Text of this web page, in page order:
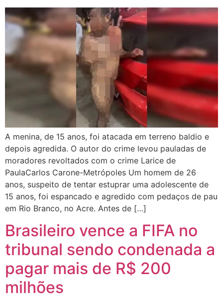
A menina, de 15 anos, foi atacada em terreno baldio e
depois agredida. O autor do crime levou pauladas de
moradores revoltados com o crime Larice de
PaulaCarlos Carone-Metrópoles Um homem de 26
anos, suspeito de tentar estuprar uma adolescente de
15 anos, foi espancado e agredido com pedaços de pau
em Rio Branco, no Acre. Antes de […]
Brasileiro vence a FIFA no
tribunal sendo condenada a
pagar mais de R$ 200
milhões